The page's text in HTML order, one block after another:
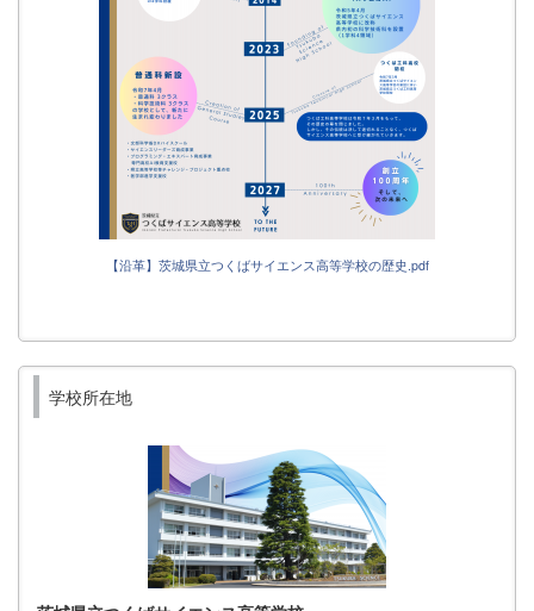
【沿革】茨城県立つくばサイエンス高等学校の歴史.pdf
学校所在地